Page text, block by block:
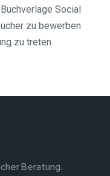
Social
zu bewerben
zu treten.
Beratung.